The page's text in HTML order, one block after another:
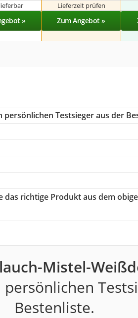
Lieferzeit prüfen
» Zum Angebot »
persönlichen Testsieger aus der
das richtige Produkt aus dem
Mistel-
Bestenliste.